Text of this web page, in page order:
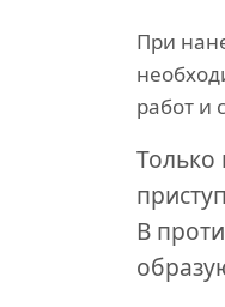
При
работ и
Только
В